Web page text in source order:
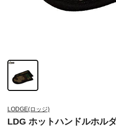
LODGE(ロッジ)
LDG ホットハンドルホル